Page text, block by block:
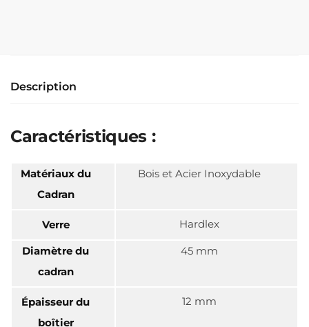
Description
Caractéristiques :
Matériaux du
Cadran
Bois et Acier Inoxydable
Verre Hardlex
Diamètre du
cadran
45 mm
Épaisseur du
boîtier
12 mm